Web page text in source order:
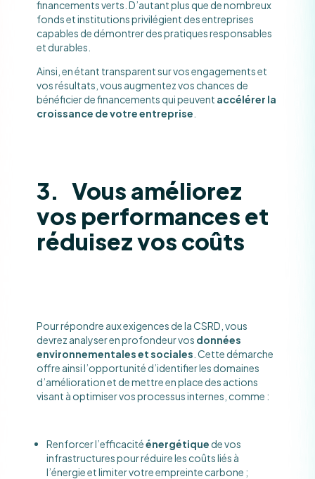
financements verts. D’autant plus que de nombreux
fonds et institutions privilégient des entreprises
capables de démontrer des pratiques responsables
et durables.
Ainsi, en étant transparent sur vos engagements et
vos résultats, vous augmentez vos chances de
bénéficier de financements qui peuvent accélérer la
croissance de votre entreprise
3. Vous améliorez
vos performances et
réduisez vos coûts
Pour répondre aux exigences de la CSRD, vous
devrez analyser en profondeur vos données
environnementales et sociales . Cette démarche
offre ainsi l’opportunité d’identifier les domaines
d’amélioration et de mettre en place des actions
visant à optimiser vos processus internes, comme :
Renforcer l’efficacitéénergétique de vos
infrastructures pour réduire les coûts liés à
l’énergie et limiter votre empreinte carbone ;